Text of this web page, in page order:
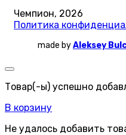
Чемпион, 2026
Политика
made byAleksey
Товар(-ы) успешно
В корзину
Не удалось добавить